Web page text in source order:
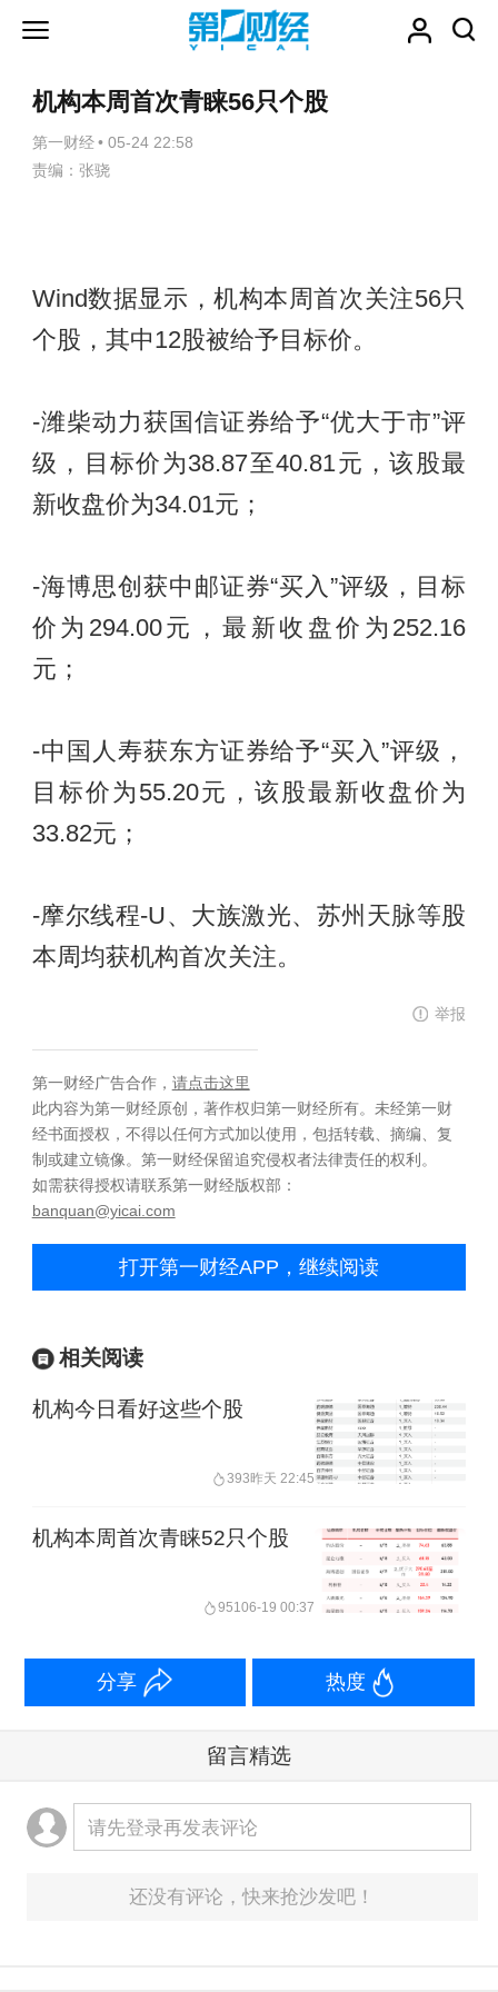
机构本周首次青睐56只个股
第一财经 • 05-24 22:58
责编：张骁
Wind数据显示，机构本周首次关注56只
个股，其中12股被给予目标价。
-潍柴动力获国信证券给予“优大于市”评
级，目标价为38.87至40.81元，该股最
新收盘价为34.01元；
-海博思创获中邮证券“买入”评级，目标
价为294.00元，最新收盘价为252.16
元；
-中国人寿获东方证券给予“买入”评级，
目标价为55.20元，该股最新收盘价为
33.82元；
-摩尔线程-U、大族激光、苏州天脉等股
本周均获机构首次关注。
举报
第一财经广告合作， 请点击这里
此内容为第一财经原创，著作权归第一财经所有。未经第一财
经书面授权，不得以任何方式加以使用，包括转载、摘编、复
制或建立镜像。第一财经保留追究侵权者法律责任的权利。
如需获得授权请联系第一财经版权部：
banquan@yicai.com
打开第一财经APP，继续阅读
相关阅读
机构今日看好这些个股
393昨天 22:45
机构本周首次青睐52只个股
95106-19 00:37
分享 热度
留言精选
请先登录再发表评论
还没有评论，快来抢沙发吧！